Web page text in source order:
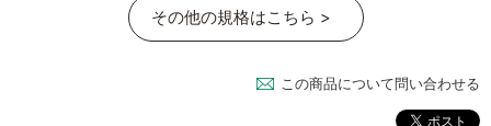
その他の規格はこちら >
この商品について問い合わせる